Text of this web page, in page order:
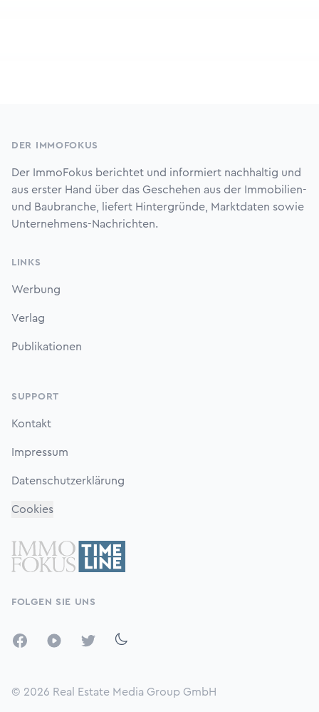
DER IMMOFOKUS
Der ImmoFokus berichtet und informiert nachhaltig und
aus erster Hand über das Geschehen aus der Immobilien-
und Baubranche, liefert Hintergründe, Marktdaten sowie
Unternehmens-Nachrichten.
LINKS
Werbung
Verlag
Publikationen
SUPPORT
Kontakt
Impressum
Datenschutzerklärung
Cookies
FOLGEN SIE UNS
FacebookYouTubeTwitter
© 2026 Real Estate Media Group GmbH